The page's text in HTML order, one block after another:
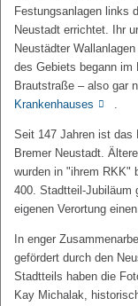
Festungsanlagen links
Neustadt errichtet. Ihr
Neustädter
des Gebiets begann im
Brautstraße – also gar
Krankenhauses
.
Seit 147 Jahren ist das
Bremer Neustadt.
wurden in "ihrem RKK"
400. Stadtteil-Jubiläum
eigenen Verortung
In enger
gefördert durch den
Stadtteils haben die
Kay Michalak,